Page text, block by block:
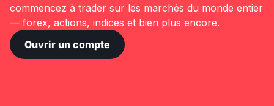
commencez à trader sur les marchés du monde entier
— forex, actions, indices et bien plus encore.
Ouvrir un compte